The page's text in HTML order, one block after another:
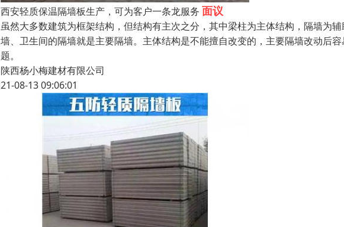
西安轻质保温隔墙板生产，可为客户一条龙服务 面议
虽然大多数建筑为框架结构，但结构有主次之分，其中梁柱为主体结构，隔墙为
墙、卫生间的隔墙就是主要隔墙。主体结构是不能擅自改变的，主要隔墙改动后
题。
陕西杨小梅建材有限公司
21-08-13 09:06:01